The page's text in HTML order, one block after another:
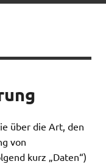
über die Art, den
von
kurz „Daten“)